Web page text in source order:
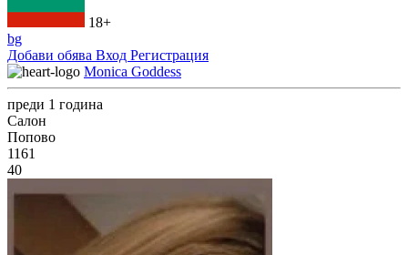
18+
bg
Добави обява Вход Регистрация
Monica Goddess
преди 1 година
Салон
Попово
1161
40